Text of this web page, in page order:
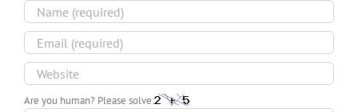
Are you human? Please solve: